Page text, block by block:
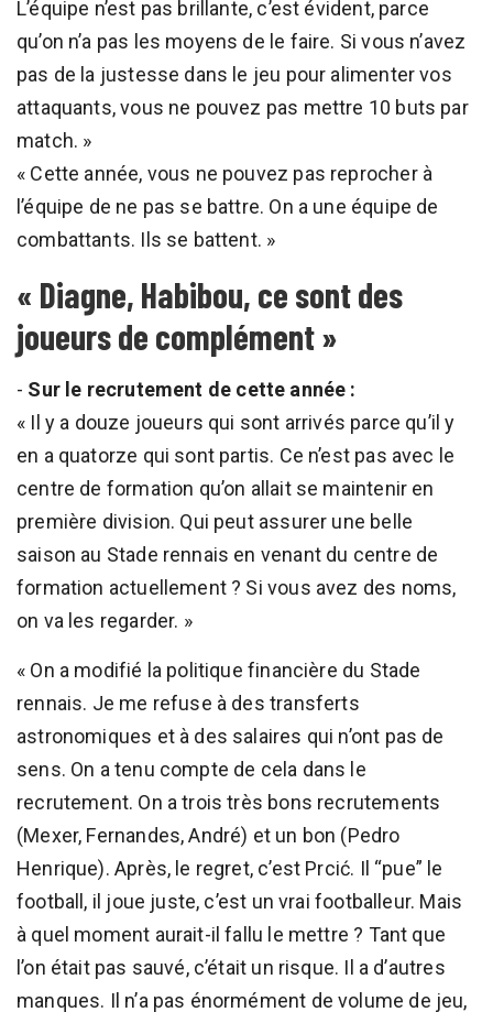
L’équipe n’est pas brillante, c’est évident, parce
qu’on n’a pas les moyens de le faire. Si vous n’avez
pas de la justesse dans le jeu pour alimenter vos
attaquants, vous ne pouvez pas mettre 10 buts par
match. »
« Cette année, vous ne pouvez pas reprocher à
l’équipe de ne pas se battre. On a une équipe de
combattants. Ils se battent. »
« Diagne, Habibou, ce sont des
joueurs de complément »
- Sur le recrutement de cette année :
« Il y a douze joueurs qui sont arrivés parce qu’il y
en a quatorze qui sont partis. Ce n’est pas avec le
centre de formation qu’on allait se maintenir en
première division. Qui peut assurer une belle
saison au Stade rennais en venant du centre de
formation actuellement ? Si vous avez des noms,
on va les regarder. »
« On a modifié la politique financière du Stade
rennais. Je me refuse à des transferts
astronomiques et à des salaires qui n’ont pas de
sens. On a tenu compte de cela dans le
recrutement. On a trois très bons recrutements
(Mexer, Fernandes, André) et un bon (Pedro
Henrique). Après, le regret, c’est Prcić. Il “pue” le
football, il joue juste, c’est un vrai footballeur. Mais
à quel moment aurait-il fallu le mettre ? Tant que
l’on était pas sauvé, c’était un risque. Il a d’autres
manques. Il n’a pas énormément de volume de jeu,